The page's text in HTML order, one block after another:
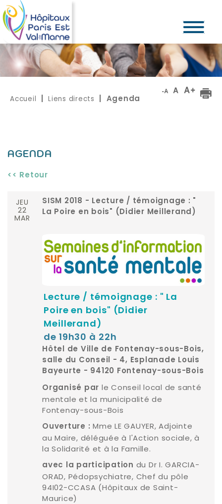
Accueil Liens directs | Agenda
AGENDA
<< Retour
JEU
22
MAR
SISM 2018 - Lecture / témoignage : "
La Poire en bois" (Didier Meillerand)
Lecture / témoignage : " La
Poire en bois" (Didier
Meillerand)
de 19h30 à 22h
Hôtel de Ville de Fontenay-sous-Bois,
salle du Conseil - 4, Esplanade Louis
Bayeurte - 94120 Fontenay-sous-Bois
Organisé par le Conseil local de santé
mentale et la municipalité de
Fontenay-sous-Bois
Ouverture : Mme LE GAUYER, Adjointe
au Maire, déléguée à l'Action sociale, à
la Solidarité et à la Famille.
avec la participation du Dr I. GARCIA-
ORAD, Pédopsychiatre, Chef du pôle
94I02-CCASA (Hôpitaux de Saint-
Maurice)